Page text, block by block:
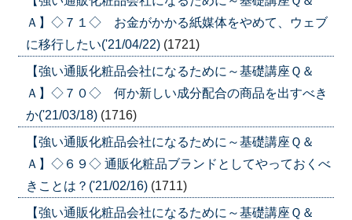
Ａ】◇７１◇ お金がかかる紙媒体をやめて、ウェブ
に移行したい('21/04/22) (1721)
【強い通販化粧品会社になるために～基礎講座Ｑ＆
Ａ】◇７０◇ 何か新しい成分配合の商品を出すべき
か('21/03/18) (1716)
【強い通販化粧品会社になるために～基礎講座Ｑ＆
Ａ】◇６９◇ 通販化粧品ブランドとしてやっておくべ
きことは？('21/02/16) (1711)
【強い通販化粧品会社になるために～基礎講座Ｑ＆